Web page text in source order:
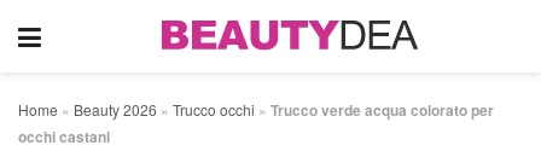
Home » Beauty 2026 » Trucco occhi » Trucco verde acqua colorato per
occhi castani